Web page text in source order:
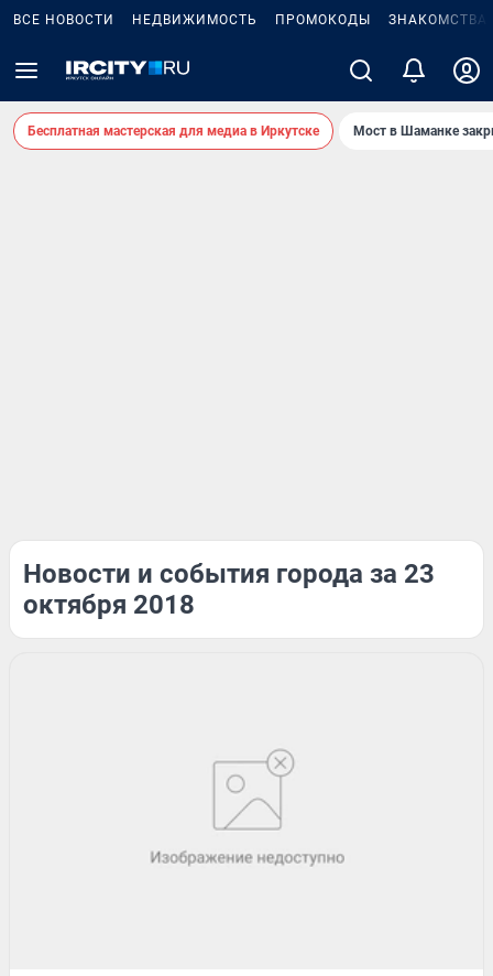
ВСЕ НОВОСТИ НЕДВИЖИМОСТЬ ПРОМОКОДЫ ЗНАКОМСТВА
Бесплатная мастерская для медиа в Иркутске Мост в Шаманке
Новости и события города за 23
октября 2018